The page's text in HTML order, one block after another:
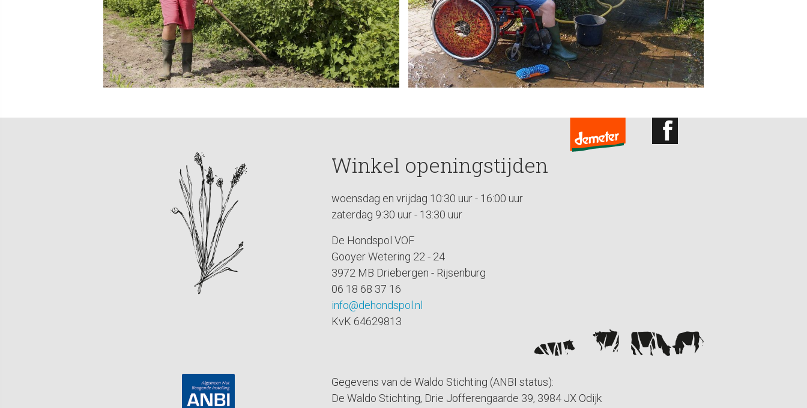
Winkel openingstijden
woensdag en vrijdag 10:30 uur - 16:00 uur
zaterdag 9:30 uur - 13:30 uur
De Hondspol VOF
Gooyer Wetering 22 - 24
3972 MB Driebergen - Rijsenburg
06 18 68 37 16
info@dehondspol.nl
KvK 64629813
Gegevens van de Waldo Stichting (ANBI status):
De Waldo Stichting, Drie Jofferengaarde 39, 3984 JX Odijk